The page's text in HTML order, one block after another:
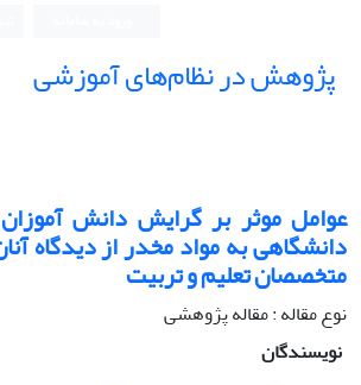
پژوهش در نظام‌های آموزشی
عوامل موثر بر گرایش دانش
دانشگاهی به مواد مخدر از دیدگاه
متخصصان تعلیم و تربیت
نوع مقاله : مقاله پژوهشی
نویسندگان